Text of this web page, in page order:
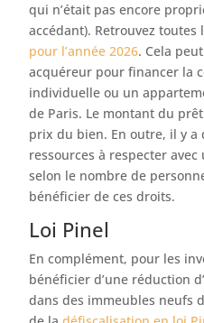
qui n’était pas encore
accédant). Retrouvez
pour l’année 2026. Cela
acquéreur pour financer la
individuelle ou un
de Paris. Le montant du
prix du bien. En outre, il y a
ressources à respecter
selon le nombre de
bénéficier de ces droits.
Loi Pinel
En complément, pour les
bénéficier d’une réduction
dans des immeubles neufs